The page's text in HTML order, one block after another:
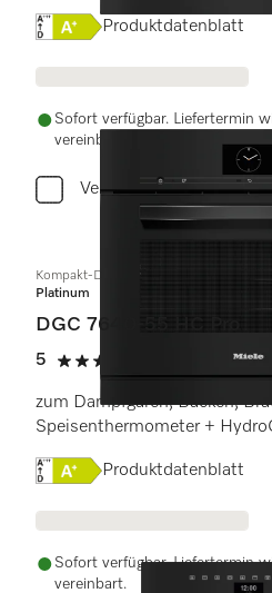
Onlinelabel Image,
Produktdatenblatt
Sofort verfügbar. Liefertermin
vereinbart.
Vergleichen
Kompakt-Dampfbackofen
Platinum
DGC 7640-55 HC Pro
5
5 von 5 Sternen
(1 Bewertung)
zum Dampfgaren, Backen,
Speisenthermometer +
Onlinelabel Image,
Produktdatenblatt
Sofort verfügbar. Liefertermin
vereinbart.